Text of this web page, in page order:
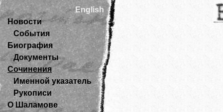
English
Новости
События
Биография
Документы
Сочинения
Именной указатель
Рукописи
О Шаламове